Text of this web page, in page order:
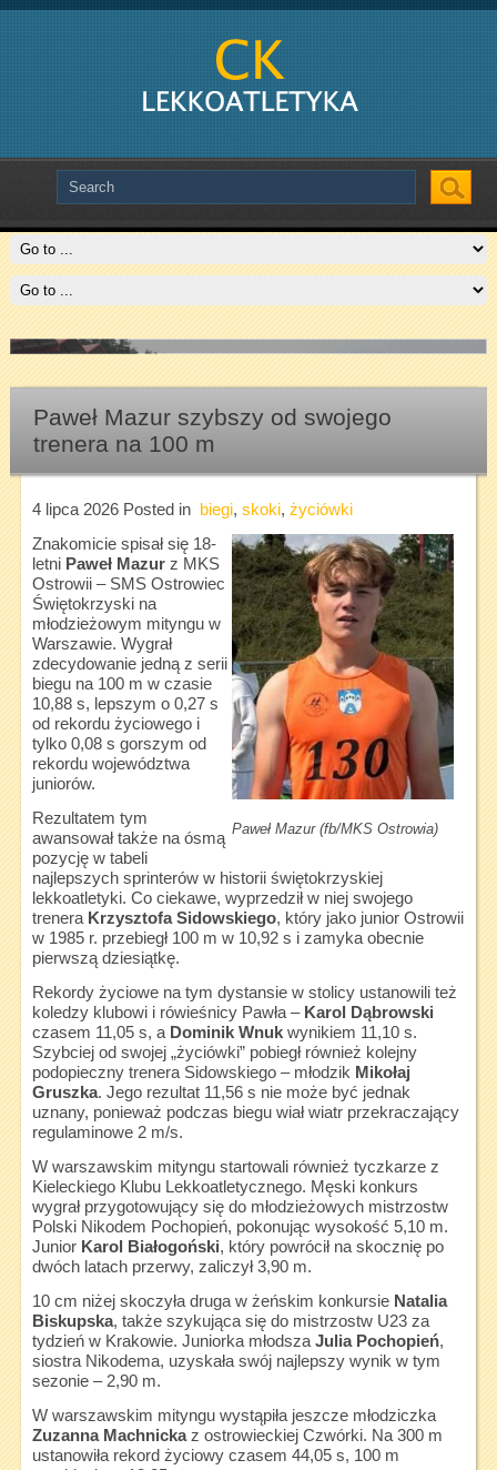
Slide # 2
Czytaj więcej
Paweł Mazur szybszy od swojego
trenera na 100 m
4 lipca 2026Posted in biegi, skoki, życiówki
Paweł Mazur (fb/MKS Ostrowia)
Znakomicie spisał się 18-
letni Paweł Mazurz MKS
Ostrowii – SMS Ostrowiec
Świętokrzyski na
młodzieżowym mityngu w
Warszawie. Wygrał
zdecydowanie jedną z serii
biegu na 100 m w czasie
10,88 s, lepszym o 0,27 s
od rekordu życiowego i
tylko 0,08 s gorszym od
rekordu województwa
juniorów.
Rezultatem tym
awansował także na ósmą
pozycję w tabeli
najlepszych sprinterów w historii świętokrzyskiej
lekkoatletyki. Co ciekawe, wyprzedził w niej swojego
trenera Krzysztofa Sidowskiego, który jako junior Ostrowii
w 1985 r. przebiegł 100 m w 10,92 s i zamyka obecnie
pierwszą dziesiątkę.
Rekordy życiowe na tym dystansie w stolicy ustanowili też
koledzy klubowi i rówieśnicy Pawła – Karol Dąbrowski
czasem 11,05 s, a Dominik Wnukwynikiem 11,10 s.
Szybciej od swojej „życiówki” pobiegł również kolejny
podopieczny trenera Sidowskiego – młodzik Mikołaj
Gruszka. Jego rezultat 11,56 s nie może być jednak
uznany, ponieważ podczas biegu wiał wiatr przekraczający
regulaminowe 2 m/s.
W warszawskim mityngu startowali również tyczkarze z
Kieleckiego Klubu Lekkoatletycznego. Męski konkurs
wygrał przygotowujący się do młodzieżowych mistrzostw
Polski Nikodem Pochopień, pokonując wysokość 5,10 m.
Junior Karol Białogoński, który powrócił na skocznię po
dwóch latach przerwy, zaliczył 3,90 m.
10 cm niżej skoczyła druga w żeńskim konkursie Natalia
Biskupska, także szykująca się do mistrzostw U23 za
tydzień w Krakowie. Juniorka młodsza Julia Pochopień,
siostra Nikodema, uzyskała swój najlepszy wynik w tym
sezonie – 2,90 m.
W warszawskim mityngu wystąpiła jeszcze młodziczka
Zuzanna Machnickaz ostrowieckiej Czwórki. Na 300 m
ustanowiła rekord życiowy czasem 44,05 s, 100 m